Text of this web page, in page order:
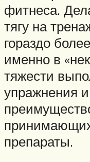
фитнеса.
тягу на
гораздо
именно в
тяжести
упражнения
препараты.